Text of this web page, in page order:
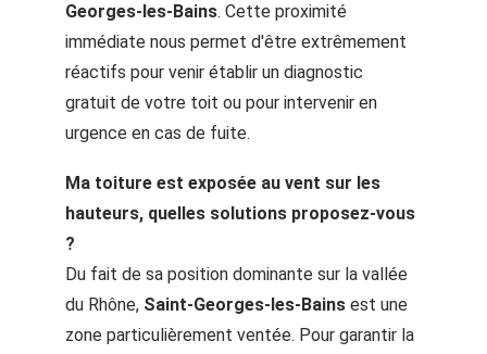
Georges-les-Bains. Cette proximité
immédiate nous permet d'être extrêmement
réactifs pour venir établir un diagnostic
gratuit de votre toit ou pour intervenir en
urgence en cas de fuite.
Ma toiture est exposée au vent sur les
hauteurs, quelles solutions proposez-vous
?
Du fait de sa position dominante sur la vallée
du Rhône, Saint-Georges-les-Bains est une
zone particulièrement ventée. Pour garantir la